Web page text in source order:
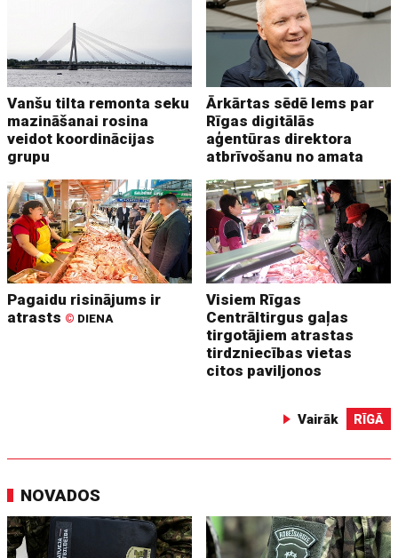
Vanšu tilta remonta seku
mazināšanai rosina
veidot koordinācijas
grupu
Ārkārtas sēdē lems par
Rīgas digitālās
aģentūras direktora
atbrīvošanu no amata
Pagaidu risinājums ir
atrasts © DIENA
Visiem Rīgas
Centrāltirgus gaļas
tirgotājiem atrastas
tirdzniecības vietas
citos paviljonos
Vairāk RĪGĀ
NOVADOS